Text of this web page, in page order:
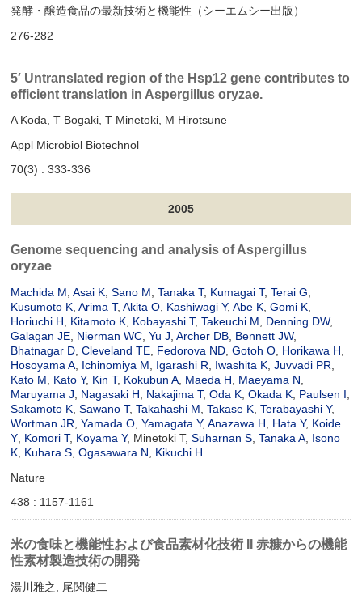
発酵・醸造食品の最新技術と機能性（シーエムシー出版）
276-282
5′ Untranslated region of the Hsp12 gene contributes to
efficient translation in Aspergillus oryzae.
A Koda, T Bogaki, T Minetoki, M Hirotsune
Appl Microbiol Biotechnol
70(3) : 333-336
2005
Genome sequencing and analysis of Aspergillus
oryzae
Machida M ,Asai K ,Sano M ,Tanaka T, Kumagai T,Terai G
Kusumoto K ,Arima T,Akita O Kashiwagi Y,Abe K ,Gomi K
Horiuchi H
Kitamoto K Kobayashi T,Takeuchi M Denning DW,
Galagan JE Nierman WC ,Yu J ,Archer DB Bennett JW,
Bhatnagar D ,Cleveland TE Fedorova ND ,Gotoh O Horikawa H
Hosoyama A Ichinomiya M Igarashi R Iwashita K ,Juvvadi PR
Kato M
Kato Y, Kin T, Kokubun A Maeda H Maeyama N
Maruyama J
Nagasaki H Nakajima T,Oda K ,Okada K Paulsen I
Sakamoto K ,Sawano T,Takahashi M ,Takase K ,Terabayashi Y,
Wortman JR ,Yamada O ,Yamagata Y,Anazawa H Hata Y, Koide
Y Komori T, Koyama Y, Minetoki T,Suharnan S ,Tanaka A Isono
K Kuhara S ,Ogasawara N
Kikuchi H
Nature
438 : 1157-1161
米の食味と機能性および食品素材化技術 II 赤糠からの機能
性素材製造技術の開発
湯川雅之, 尾関健二